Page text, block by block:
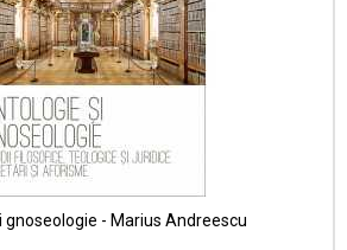
gnoseologie - Marius Andreescu